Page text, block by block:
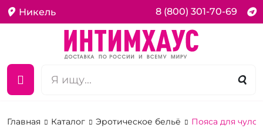
Никель 8 (800) 301-70-69
Главная Каталог Эротическое бельё Пояса для чулок